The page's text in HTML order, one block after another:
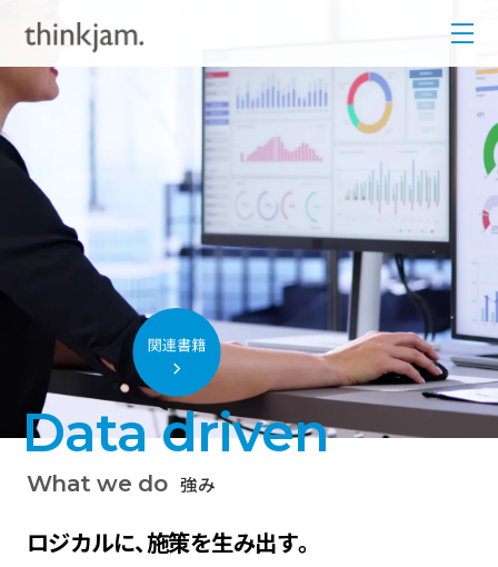
Data driven
What we do 強み
ロジカルに、施策を生み出す。